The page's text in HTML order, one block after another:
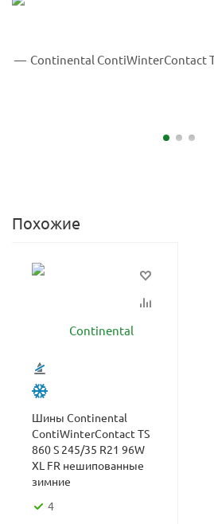
Похожие
Шины Continental
ContiWinterContact TS
860 S 245/35 R21 96W
XL FR нешипованные
зимние
4